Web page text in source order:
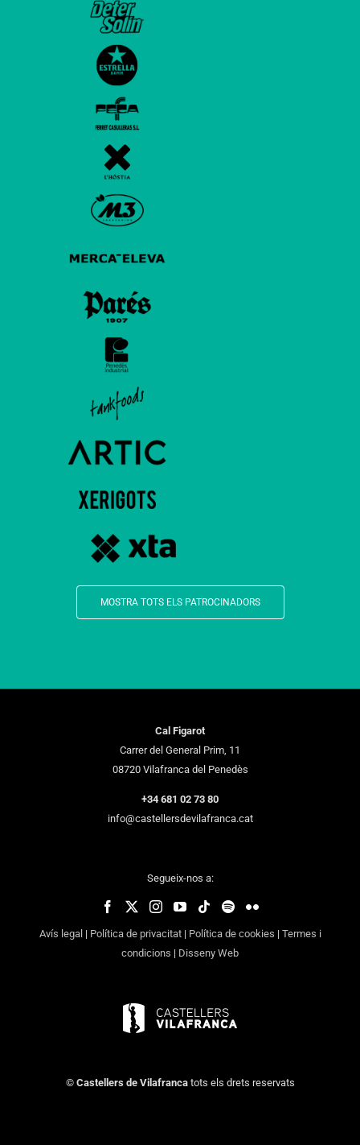
MOSTRA TOTS ELS PATROCINADORS
Cal Figarot
Carrer del General Prim, 11
08720 Vilafranca del Penedès
+34 681 02 73 80
info@castellersdevilafranca.cat
Segueix-nos a:
Avís legal| Política de privacitat| Política de cookies | Termes i
condicions | Disseny Web
© Castellers de Vilafrancatots els drets reservats